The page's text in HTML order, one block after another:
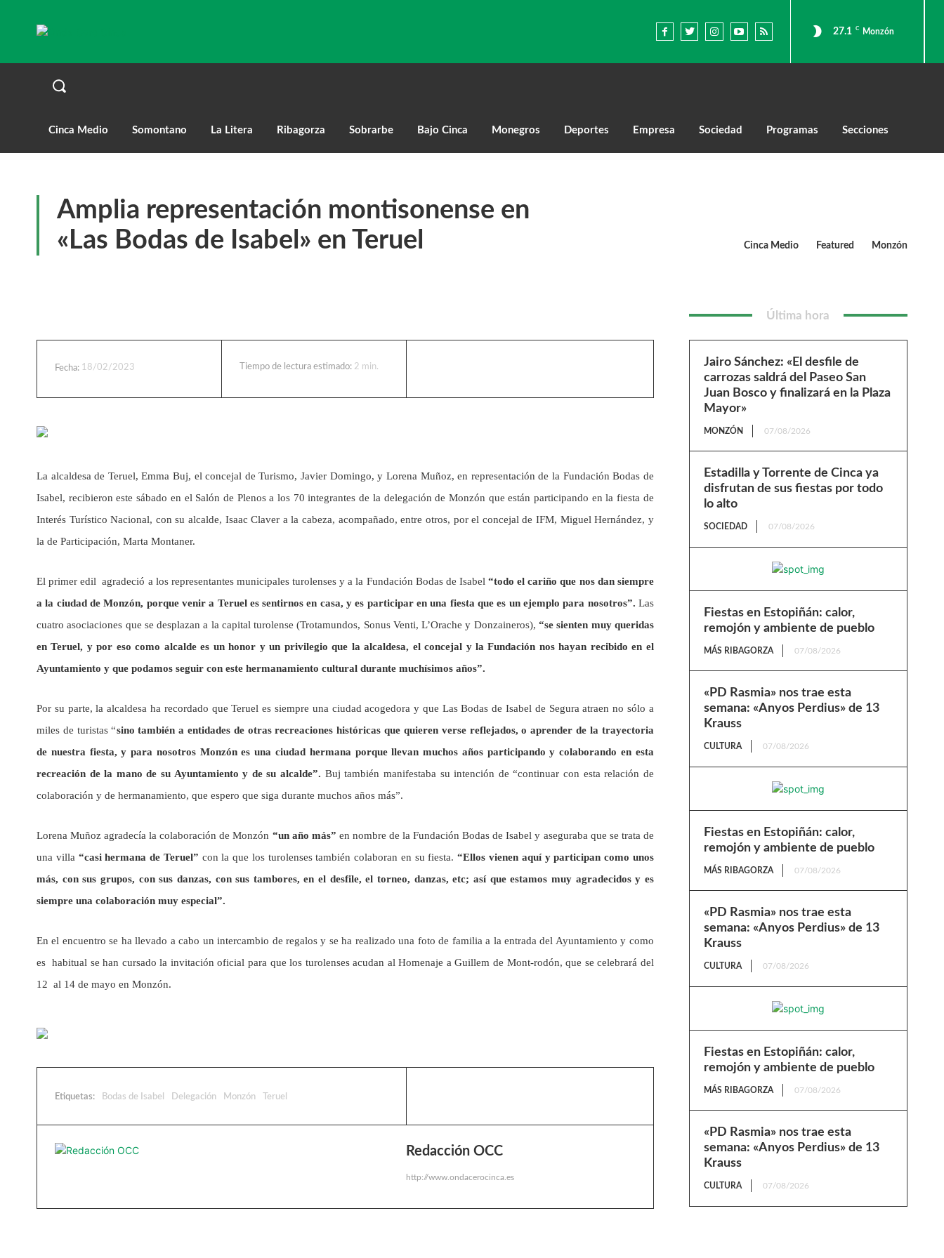
27.1 C Monzón
Cinca Medio Somontano La Litera Ribagorza Sobrarbe Bajo Cinca Monegros Deportes Empresa Sociedad Programas Secciones
Amplia representación montisonense en
«Las Bodas de Isabel» en Teruel
Cinca Medio Featured Monzón
Fecha: 18/02/2023 Tiempo de lectura estimado: 2 min.
La alcaldesa de Teruel, Emma Buj, el concejal de Turismo, Javier Domingo, y Lorena Muñoz, en representación de la Fundación Bodas de
Isabel, recibieron este sábado en el Salón de Plenos a los 70 integrantes de la delegación de Monzón que están participando en la fiesta de
Interés Turístico Nacional, con su alcalde, Isaac Claver a la cabeza, acompañado, entre otros, por el concejal de IFM, Miguel Hernández, y
la de Participación, Marta Montaner.
El primer edil agradeció a los representantes municipales turolenses y a la Fundación Bodas de Isabel“todo el cariño que nos dan siempre
a la ciudad de Monzón, porque venir a Teruel es sentirnos en casa, y es participar en una fiesta que es un ejemplo para nosotros”. Las
cuatro asociaciones que se desplazan a la capital turolense (Trotamundos, Sonus Venti, L’Orache y Donzaineros), “se sienten muy queridas
en Teruel, y por eso como alcalde es un honor y un privilegio que la alcaldesa, el concejal y la Fundación nos hayan recibido en el
Ayuntamiento y que podamos seguir con este hermanamiento cultural durante muchísimos años”.
Por su parte, la alcaldesa ha recordado que Teruel es siempre una ciudad acogedora y que Las Bodas de Isabel de Segura atraen no sólo a
miles de turistas “sino también a entidades de otras recreaciones históricas que quieren verse reflejados, o aprender de la trayectoria
de nuestra fiesta, y para nosotros Monzón es una ciudad hermana porque llevan muchos años participando y colaborando en esta
recreación de la mano de su Ayuntamiento y de su alcalde”. Buj también manifestaba su intención de “continuar con esta relación de
colaboración y de hermanamiento, que espero que siga durante muchos años más”.
Lorena Muñoz agradecía la colaboración de Monzón “un año más” en nombre de la Fundación Bodas de Isabel y aseguraba que se trata de
una villa “casi hermana de Teruel” con la que los turolenses también colaboran en su fiesta.“Ellos vienen aquí y participan como unos
más, con sus grupos, con sus danzas, con sus tambores, en el desfile, el torneo, danzas, etc; así que estamos muy agradecidos y es
siempre una colaboración muy especial”.
En el encuentro se ha llevado a cabo un intercambio de regalos y se ha realizado una foto de familia a la entrada del Ayuntamiento y como
es habitual se han cursado la invitación oficial para que los turolenses acudan al Homenaje a Guillem de Mont-rodón, que se celebrará del
12 al 14 de mayo en Monzón.
Etiquetas: Bodas de Isabel Delegación Monzón Teruel
Redacción OCC
http://www.ondacerocinca.es
Última hora
Jairo Sánchez: «El desfile de
carrozas saldrá del Paseo San
Juan Bosco y finalizará en la Plaza
Mayor»
MONZÓN 07/08/2026
Estadilla y Torrente de Cinca ya
disfrutan de sus fiestas por todo
lo alto
SOCIEDAD 07/08/2026
Fiestas en Estopiñán: calor,
remojón y ambiente de pueblo
MÁS RIBAGORZA 07/08/2026
«PD Rasmia» nos trae esta
semana: «Anyos Perdius» de 13
Krauss
CULTURA 07/08/2026
Fiestas en Estopiñán: calor,
remojón y ambiente de pueblo
MÁS RIBAGORZA 07/08/2026
«PD Rasmia» nos trae esta
semana: «Anyos Perdius» de 13
Krauss
CULTURA 07/08/2026
Fiestas en Estopiñán: calor,
remojón y ambiente de pueblo
MÁS RIBAGORZA 07/08/2026
«PD Rasmia» nos trae esta
semana: «Anyos Perdius» de 13
Krauss
CULTURA 07/08/2026